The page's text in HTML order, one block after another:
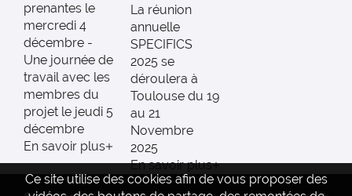
prenantes le
mercredi 4
décembre -
Une journée de
travail avec les
membres du
projet le jeudi 5
décembre
En savoir plus
La réunion
annuelle
SPECIFICS
2025 se
déroulera à
Toulouse du 19
au 21
Novembre
2025
En savoir plus
Ce site utilise des cookies afin de vous proposer des